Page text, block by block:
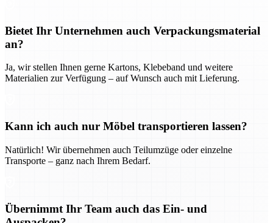
Bietet Ihr Unternehmen auch Verpackungsmaterial
an?
Ja, wir stellen Ihnen gerne Kartons, Klebeband und weitere
Materialien zur Verfügung – auf Wunsch auch mit Lieferung.
Kann ich auch nur Möbel transportieren lassen?
Natürlich! Wir übernehmen auch Teilumzüge oder einzelne
Transporte – ganz nach Ihrem Bedarf.
Übernimmt Ihr Team auch das Ein- und